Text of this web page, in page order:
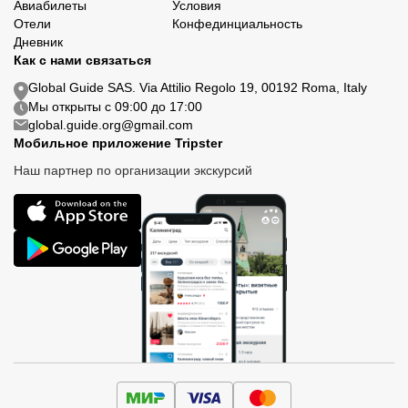
Авиабилеты
Отели
Дневник
Условия
Конфединциальность
Как с нами связаться
Global Guide SAS. Via Attilio Regolo 19, 00192 Roma, Italy
Мы открыты с 09:00 до 17:00
global.guide.org@gmail.com
Мобильное приложение Tripster
Наш партнер по организации экскурсий